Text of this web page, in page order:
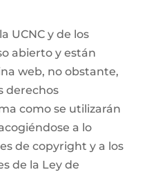
UCNC y de los
abierto y están
web, no obstante,
derechos
como se utilizarán
a lo
de copyright y a los
de la Ley de